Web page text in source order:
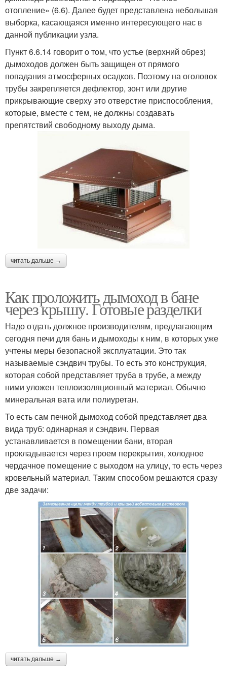
отопление» (6.6). Далее будет представлена небольшая
выборка, касающаяся именно интересующего нас в
данной публикации узла.
Пункт 6.6.14 говорит о том, что устье (верхний обрез)
дымоходов должен быть защищен от прямого
попадания атмосферных осадков. Поэтому на оголовок
трубы закрепляется дефлектор, зонт или другие
прикрывающие сверху это отверстие приспособления,
которые, вместе с тем, не должны создавать
препятствий свободному выходу дыма.
читать дальше →
Как проложить дымоход в бане
через крышу. Готовые разделки
Надо отдать должное производителям, предлагающим
сегодня печи для бань и дымоходы к ним, в которых уже
учтены меры безопасной эксплуатации. Это так
называемые сэндвич трубы. То есть это конструкция,
которая собой представляет труба в трубе, а между
ними уложен теплоизоляционный материал. Обычно
минеральная вата или полиуретан.
То есть сам печной дымоход собой представляет два
вида труб: одинарная и сэндвич. Первая
устанавливается в помещении бани, вторая
прокладывается через проем перекрытия, холодное
чердачное помещение с выходом на улицу, то есть через
кровельный материал. Таким способом решаются сразу
две задачи:
читать дальше →